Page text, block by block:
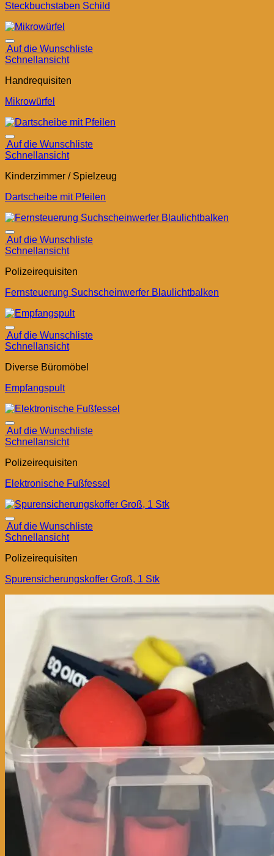
Steckbuchstaben Schild
Auf die Wunschliste
Schnellansicht
Handrequisiten
Mikrowürfel
Auf die Wunschliste
Schnellansicht
Kinderzimmer / Spielzeug
Dartscheibe mit Pfeilen
Auf die Wunschliste
Schnellansicht
Polizeirequisiten
Fernsteuerung Suchscheinwerfer Blaulichtbalken
Auf die Wunschliste
Schnellansicht
Diverse Büromöbel
Empfangspult
Auf die Wunschliste
Schnellansicht
Polizeirequisiten
Elektronische Fußfessel
Auf die Wunschliste
Schnellansicht
Polizeirequisiten
Spurensicherungskoffer Groß, 1 Stk